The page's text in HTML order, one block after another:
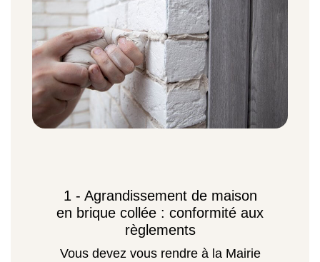
1 - Agrandissement de maison
en brique collée : conformité aux
règlements
Vous devez vous rendre à la Mairie